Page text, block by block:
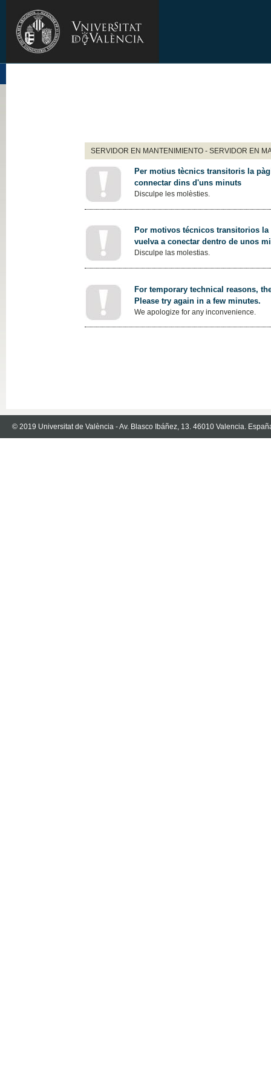
SERVIDOR EN MANTENIMIENTO - SERVIDOR EN
Per motius tècnics transitoris la
connectar dins d'uns minuts
Disculpe les molèsties.
Por motivos técnicos transitorios
vuelva a conectar dentro de unos
Disculpe las molestias.
For temporary technical reasons,
Please try again in a few minutes.
We apologize for any inconvenience.
© 2019 Universitat de València - Av. Blasco Ibáñez, 13. 46010 Valencia.